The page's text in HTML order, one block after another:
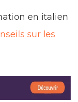
en italien
sur les